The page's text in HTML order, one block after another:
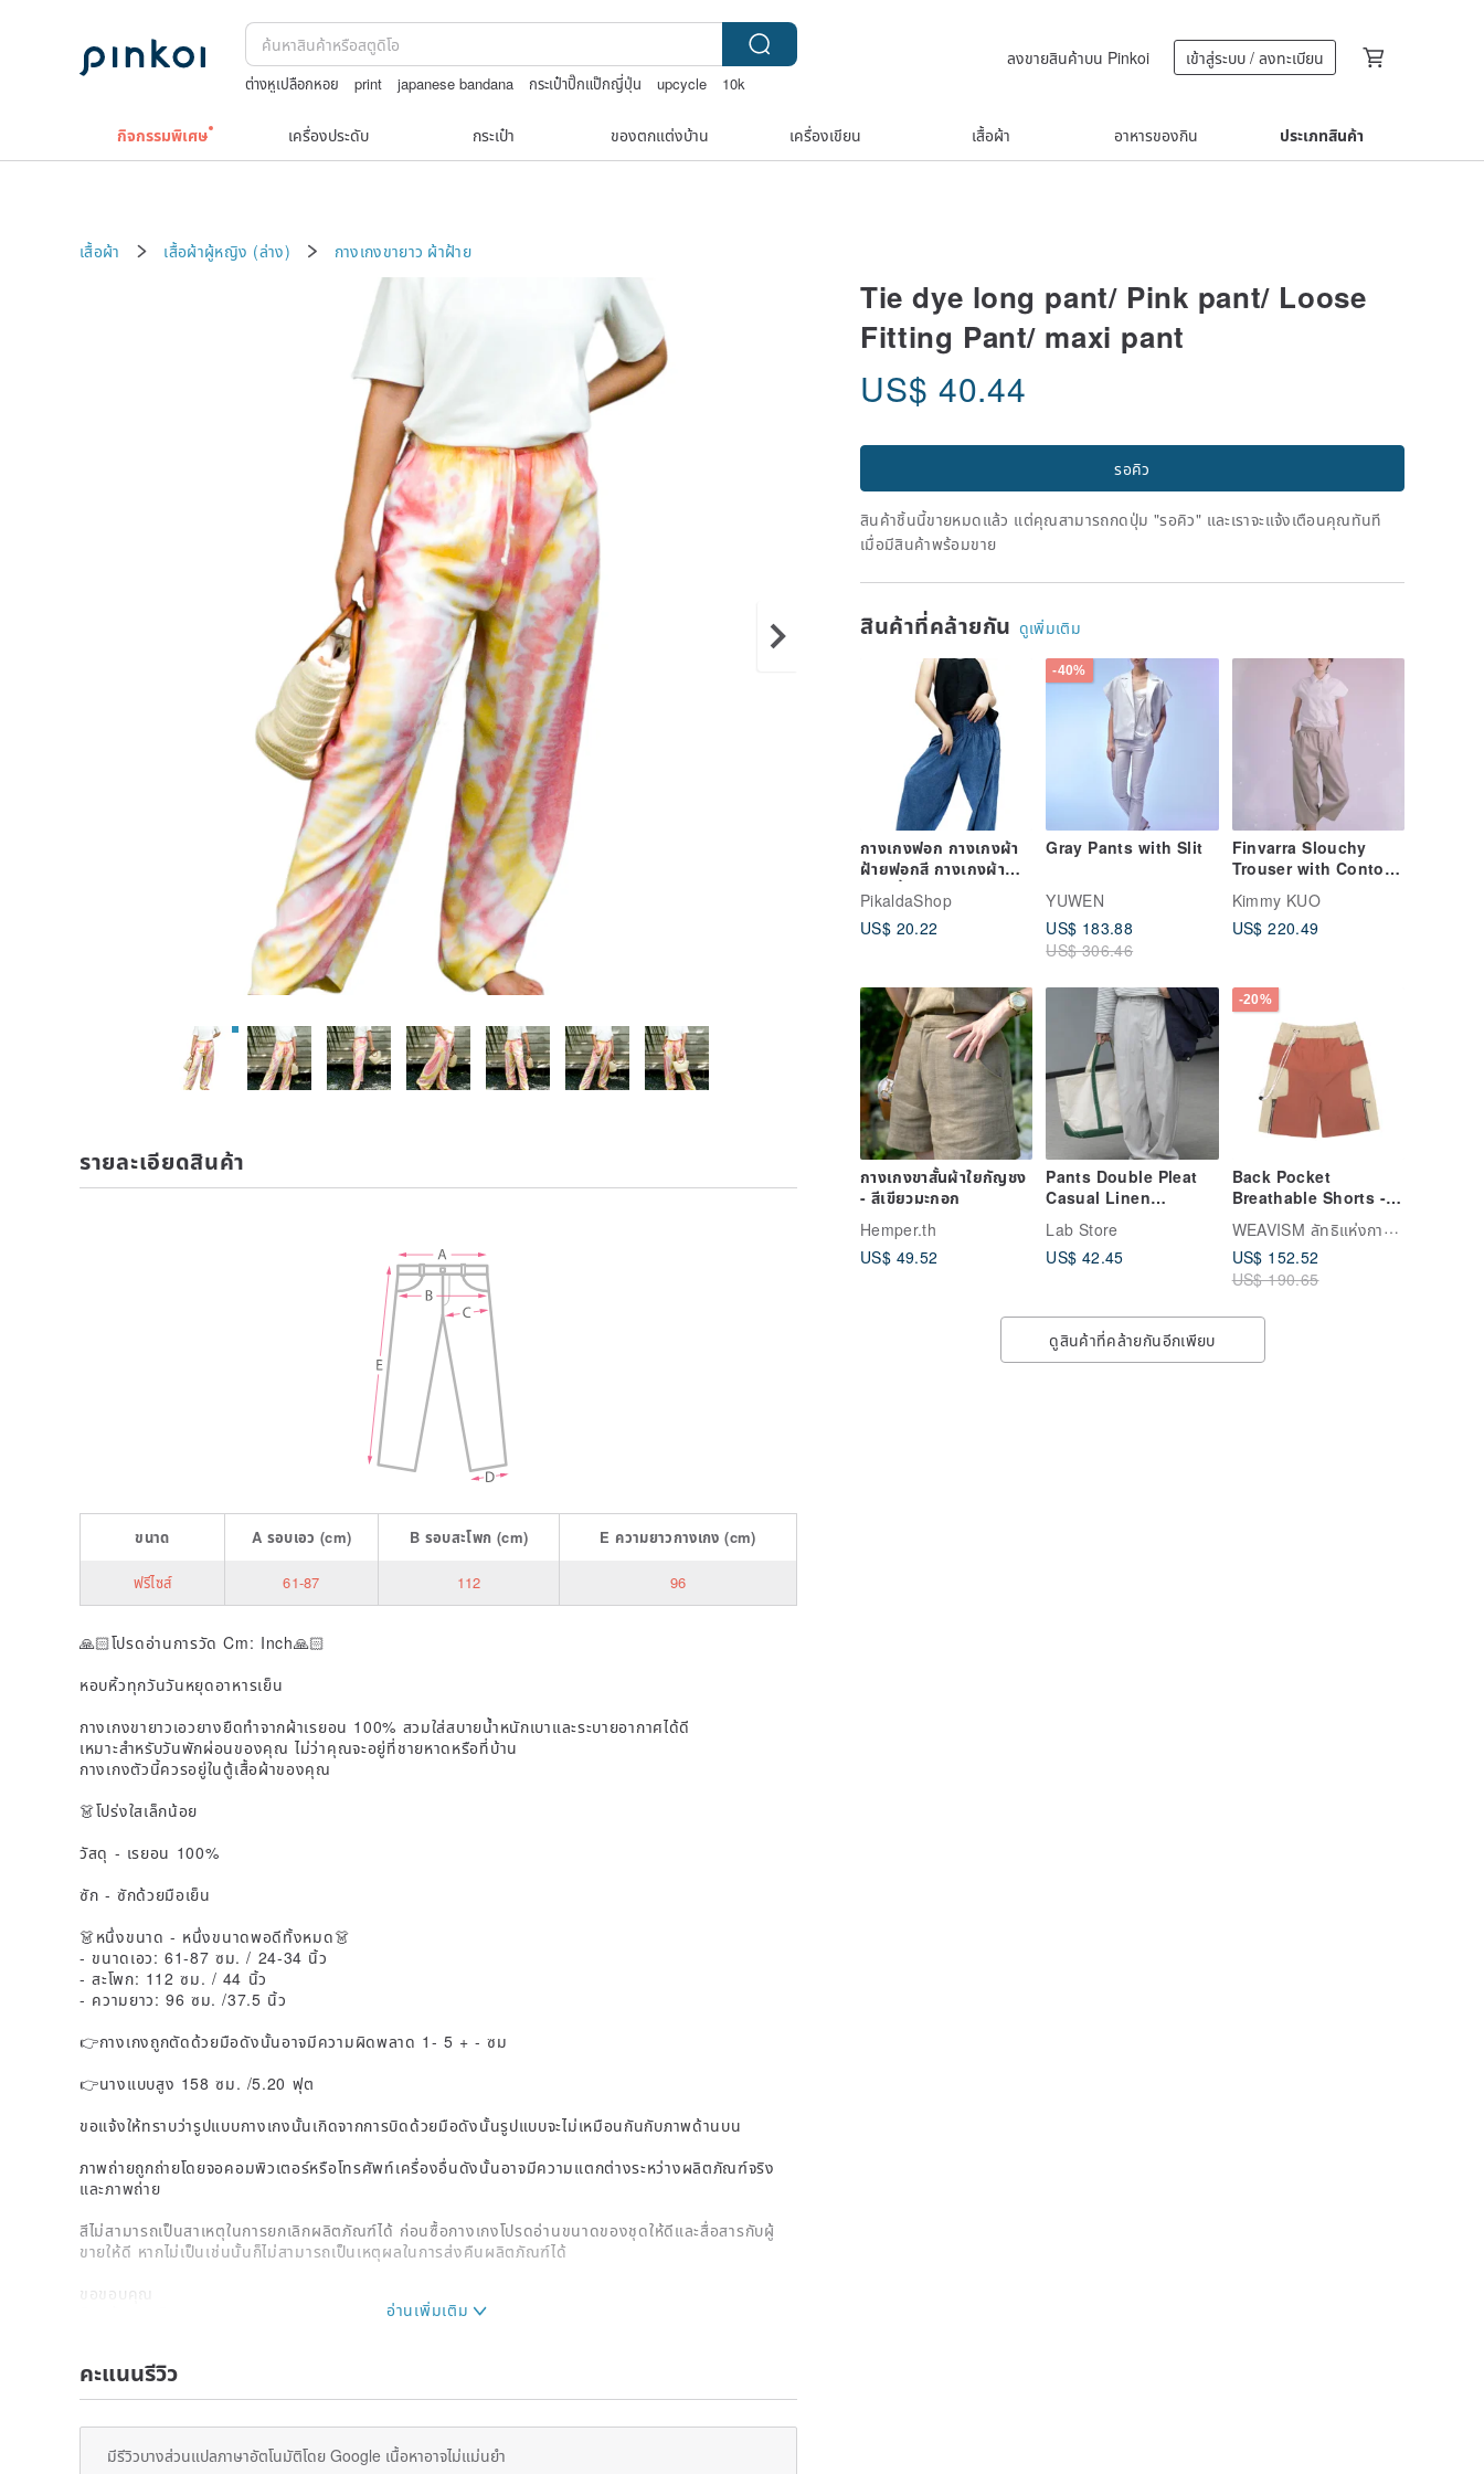
ต่างหูเปลือกหอย print japanese bandana กระเป๋าปิ๊กแป๊กญี่ปุ่น upcycle
10k
ลงขายสินค้าบน Pinkoi เข้าสู่ระบบ / ลงทะเบียน
กิจกรรมพิเศษ เครื่องประดับ กระเป๋า ของตกแต่งบ้าน เครื่องเขียน เสื้อผ้า อาหารของกิน ประเภทสินค้า
เสื้อผ้า เสื้อผ้าผู้หญิง (ล่าง) กางเกงขายาว ผ้าฝ้าย
Tie dye long pant/ Pink pant/ Loose
Fitting Pant/ maxi pant
US$ 40.44
รอคิว
สินค้าชิ้นนี้ขายหมดแล้ว แต่คุณสามารถกดปุ่ม "รอคิว" และเราจะแจ้งเตือนคุณทันที
เมื่อมีสินค้าพร้อมขาย
สินค้าที่คล้ายกัน ดูเพิ่มเติม
กางเกงฟอก กางเกงผ้า
ฝ้ายฟอกสี กางเกงผ้า
ฝ้ายเนื้อหนา กางเกงขา
ยาว เอวยางยืด
PikaldaShop
US$ 20.22
-40%
Gray Pants with Slit
YUWEN
US$ 183.88
US$ 306.46
Finvarra Slouchy
Trouser with Contour
Waistband
Kimmy KUO
US$ 220.49
กางเกงขาสั้นผ้าใยกัญชง
- สีเขียวมะกอก
Hemper.th
US$ 49.52
Pants Double Pleat
Casual Linen
Breathable Relaxed
Fit Trousers -
Japanese Loose
Lab Store
US$ 42.45
-20%
Back Pocket
Breathable Shorts -
Khaki
WEAVISM ลัทธิแห่งการถักทอ
US$ 152.52
US$ 190.65
ดูสินค้าที่คล้ายกันอีกเพียบ
รายละเอียดสินค้า
ขนาด A รอบเอว (cm) B รอบสะโพก (cm) E ความยาวกางเกง (cm)
ฟรีไซส์ 61-87 112 96
🙏🏻โปรดอ่านการวัด Cm: Inch🙏🏻
หอบหิ้วทุกวันวันหยุดอาหารเย็น
กางเกงขายาวเอวยางยืดทำจากผ้าเรยอน 100% สวมใส่สบายน้ำหนักเบาและระบายอากาศได้ดี
เหมาะสำหรับวันพักผ่อนของคุณ ไม่ว่าคุณจะอยู่ที่ชายหาดหรือที่บ้าน
กางเกงตัวนี้ควรอยู่ในตู้เสื้อผ้าของคุณ
👗โปร่งใสเล็กน้อย
วัสดุ - เรยอน 100%
ซัก - ซักด้วยมือเย็น
👗หนึ่งขนาด - หนึ่งขนาดพอดีทั้งหมด👗
- ขนาดเอว: 61-87 ซม. / 24-34 นิ้ว
- สะโพก: 112 ซม. / 44 นิ้ว
- ความยาว: 96 ซม. /37.5 นิ้ว
👉กางเกงถูกตัดด้วยมือดังนั้นอาจมีความผิดพลาด 1- 5 + - ซม
👉นางแบบสูง 158 ซม. /5.20 ฟุต
ขอแจ้งให้ทราบว่ารูปแบบกางเกงนั้นเกิดจากการบิดด้วยมือดังนั้นรูปแบบจะไม่เหมือนกันกับภาพด้านบน
ภาพถ่ายถูกถ่ายโดยจอคอมพิวเตอร์หรือโทรศัพท์เครื่องอื่นดังนั้นอาจมีความแตกต่างระหว่างผลิตภัณฑ์จริง
และภาพถ่าย
สีไม่สามารถเป็นสาเหตุในการยกเลิกผลิตภัณฑ์ได้ ก่อนซื้อกางเกงโปรดอ่านขนาดของชุดให้ดีและสื่อสารกับผู้
ขายให้ดี หากไม่เป็นเช่นนั้นก็ไม่สามารถเป็นเหตุผลในการส่งคืนผลิตภัณฑ์ได้
ขอขอบคุณ
คะแนนรีวิว
มีรีวิวบางส่วนแปลภาษาอัตโนมัติโดย Google เนื้อหาอาจไม่แม่นยำ